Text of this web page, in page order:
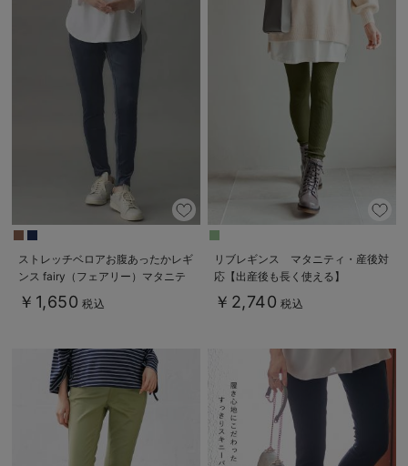
ストレッチベロアお腹あったかレギ
ンス fairy（フェアリー）マタニテ
ィ・産後 【出産後も長く使える】
￥1,650 税込
リブレギンス マタニティ・産後対
応【出産後も長く使える】
￥2,740 税込